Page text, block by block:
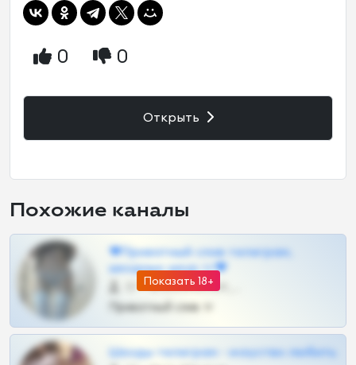
0 0
Открыть
Похожие каналы
Показать 18+
❤Приватный слив телеграм,
шкодных шкур тг❤
57 •
Приватный слив тг
Шкоды телеграм - искуство любить